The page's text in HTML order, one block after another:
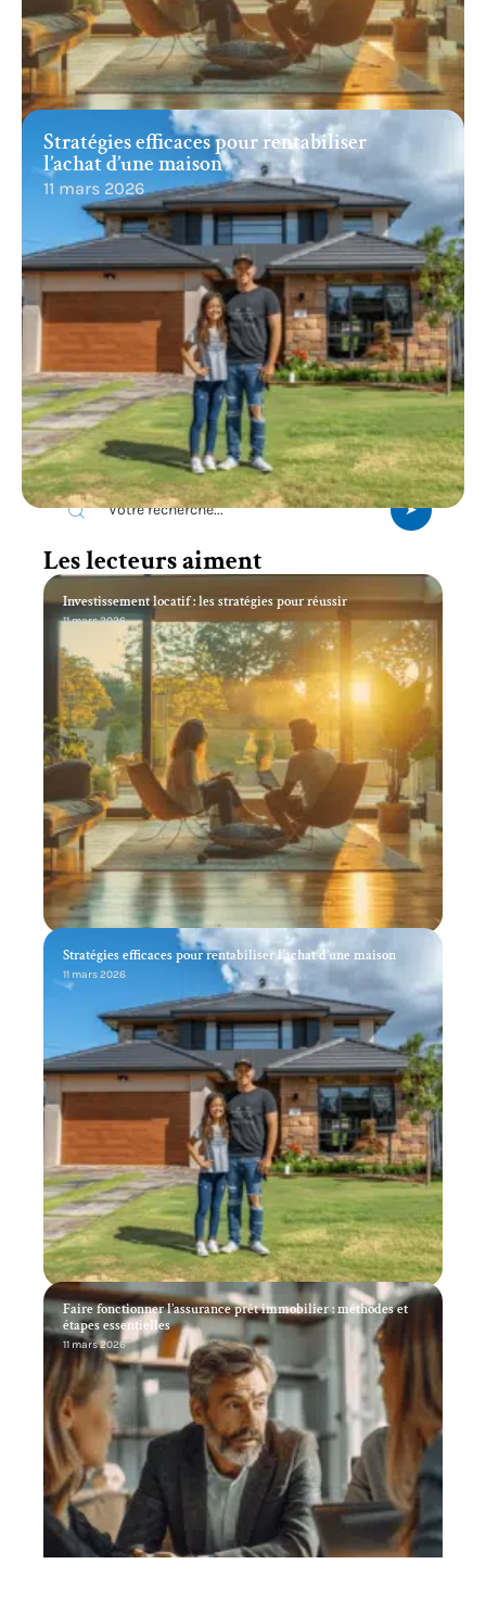
Stratégies efficaces pour rentabiliser
l’achat d’une maison
11 mars 2026
Recherche
Les lecteurs aiment
Investissement locatif : les stratégies pour réussir
11 mars 2026
Stratégies efficaces pour rentabiliser l’achat d’une maison
11 mars 2026
Faire fonctionner l’assurance prêt immobilier : méthodes et
étapes essentielles
11 mars 2026